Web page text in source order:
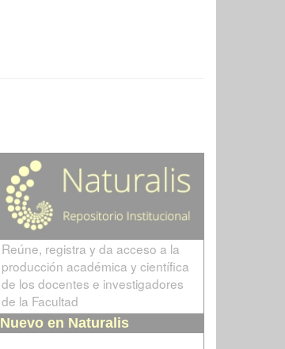
Reúne, registra y da acceso a la
producción académica y científica
de los docentes e investigadores
de la Facultad
Nuevo en Naturalis